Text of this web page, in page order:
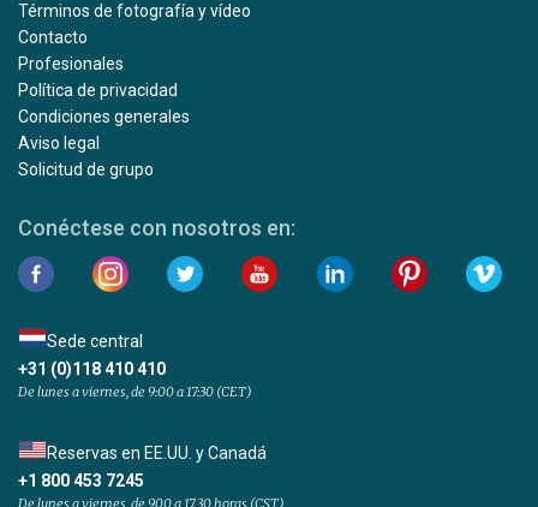
Términos de fotografía y vídeo
Contacto
Profesionales
Política de privacidad
Condiciones generales
Aviso legal
Solicitud de grupo
Conéctese con nosotros en:
Sede central
+31 (0)118 410 410
De lunes a viernes, de 9:00 a 17:30 (CET)
Reservas en EE.UU. y Canadá
+1 800 453 7245
De lunes a viernes, de 9.00 a 17.30 horas (CST)